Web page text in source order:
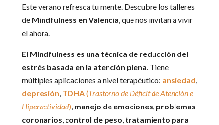
Este verano refresca tu mente. Descubre los talleres
de Mindfulness en Valencia, que nos invitan a vivir
el ahora.
El Mindfulness es una técnica de reducción del
estrés basada en la atención plena. Tiene
múltiples aplicaciones a nivel terapéutico: ansiedad,
depresión, TDHA(Trastorno de Déficit de Atención e
Hiperactividad), manejo de emociones, problemas
coronarios, control de peso, tratamiento para